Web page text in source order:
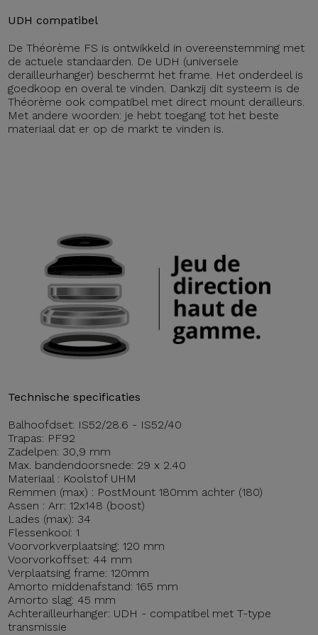
UDH compatibel
De Théorème FS is ontwikkeld in overeenstemming met
de actuele standaarden. De UDH (universele
derailleurhanger) beschermt het frame. Het onderdeel is
goedkoop en overal te vinden. Dankzij dit systeem is de
Théorème ook compatibel met direct mount derailleurs.
Met andere woorden: je hebt toegang tot het beste
materiaal dat er op de markt te vinden is.
Technische specificaties
Balhoofdset: IS52/28.6 - IS52/40
Trapas: PF92
Zadelpen: 30,9 mm
Max. bandendoorsnede: 29 x 2.40
Materiaal : Koolstof UHM
Remmen (max) : PostMount 180mm achter (180)
Assen : Arr: 12x148 (boost)
Lades (max): 34
Flessenkooi: 1
Voorvorkverplaatsing: 120 mm
Voorvorkoffset: 44 mm
Verplaatsing frame: 120mm
Amorto middenafstand: 165 mm
Amorto slag: 45 mm
Achterailleurhanger: UDH - compatibel met T-type
transmissie